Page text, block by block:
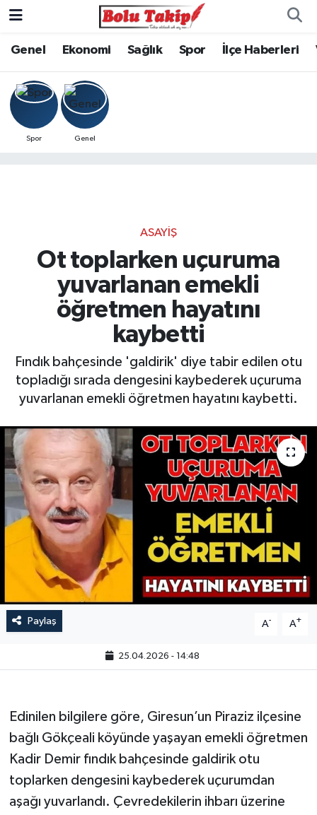
Genel Ekonomi Sağlık Spor İlçe Haberleri
Spor Genel
ASAYIŞ
Ot toplarken uçuruma
yuvarlanan emekli
öğretmen hayatını
kaybetti
Fındık bahçesinde 'galdirik' diye tabir edilen otu
topladığı sırada dengesini kaybederek uçuruma
yuvarlanan emekli öğretmen hayatını kaybetti.
Paylaş A- A+
25.04.2026 - 14:48
Edinilen bilgilere göre, Giresun’un Piraziz ilçesine
bağlı Gökçeali köyünde yaşayan emekli öğretmen
Kadir Demir fındık bahçesinde galdirik otu
toplarken dengesini kaybederek uçurumdan
aşağı yuvarlandı. Çevredekilerin ihbarı üzerine